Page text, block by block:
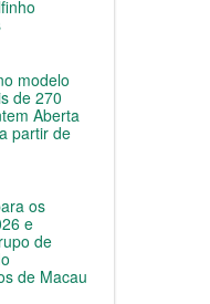
modelo
de 270
Aberta
partir de
os
e
de
de Macau